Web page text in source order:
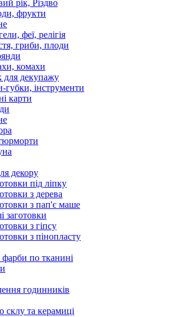
рік, Різдво
фрукти
феї, релігія
гриби, плоди
комахи
для декупажу
губки, інструменти
карти
декору
під ліпку
з дерева
з пап'є маше
заготовки
з гіпсу
з пінопласту
по тканині
годинників
склу та керамиці